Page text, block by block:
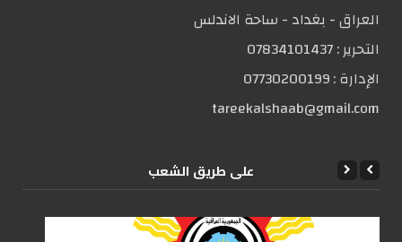
العراق - بغداد - ساحة الاندلس
التحریر :07834101437
الإدارة :07730200199
tareekalshaab@gmail.com
علی طریق الشعب